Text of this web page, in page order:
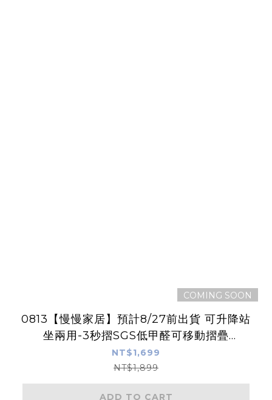
COMING SOON
0813【慢慢家居】預計8/27前出貨 可升降站
坐兩用-3秒摺SGS低甲醛可移動摺疊
桌-80x40cm(邊桌 書桌 電腦桌 升降桌)
NT$1,699
NT$1,899
ADD TO CART